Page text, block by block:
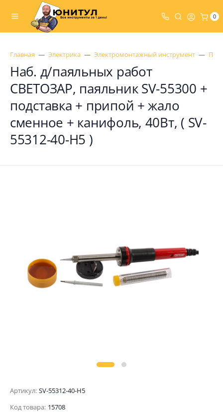
0
Главная Электрика Электромонтажный инструмент
Наб. д/паяльных работ
СВЕТОЗАР, паяльник SV-55300 +
подставка + припой + жало
сменное + канифоль, 40Вт, ( SV-
55312-40-H5 )
Артикул: SV-55312-40-H5
Код товара: 15708